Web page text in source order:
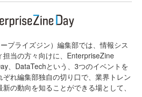
プライズジン）編集部では、情報シス
担当の方々向けに、EnterpriseZine
、DataTechという、3つのイベントを
れ編集部独自の切り口で、業界トレン
の動向を知ることができる場として、